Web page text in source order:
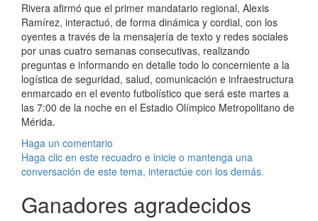
Rivera afirmó que el primer mandatario regional, Alexis
Ramírez, interactuó, de forma dinámica y cordial, con los
oyentes a través de la mensajería de texto y redes sociales
por unas cuatro semanas consecutivas, realizando
preguntas e informando en detalle todo lo concerniente a la
logística de seguridad, salud, comunicación e infraestructura
enmarcado en el evento futbolístico que será este martes a
las 7:00 de la noche en el Estadio Olímpico Metropolitano de
Mérida.
Haga un comentario
Haga clic en este recuadro e inicie o mantenga una
conversación de este tema, interactúe con los demás.
Ganadores agradecidos